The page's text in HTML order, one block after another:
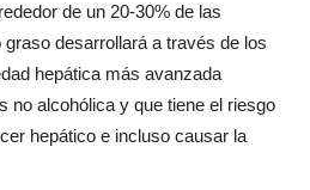
de un 20-30% de las
desarrollará a través de los
hepática más avanzada
no alcohólica y que tiene el riesgo
hepático e incluso causar la